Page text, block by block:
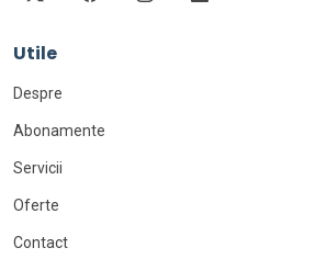
Utile
Despre
Abonamente
Servicii
Oferte
Contact